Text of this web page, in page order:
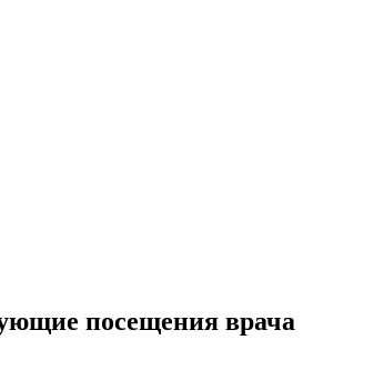
посещения врача